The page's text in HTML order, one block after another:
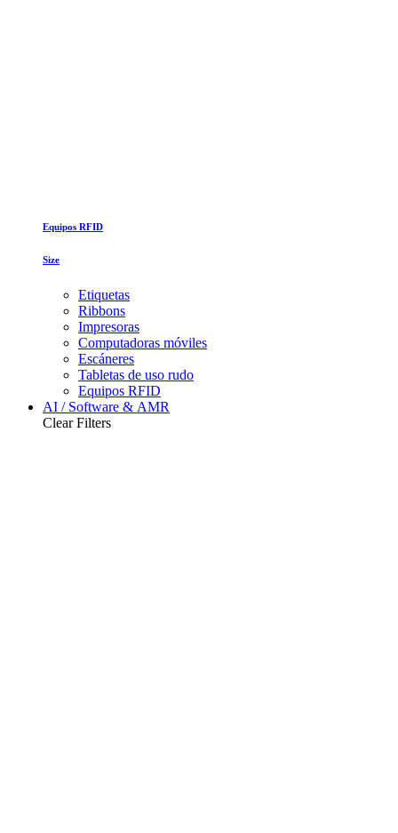
Equipos RFID
Size
Etiquetas
Ribbons
Impresoras
Computadoras móviles
Escáneres
Tabletas de uso rudo
Equipos RFID
AI / Software & AMR
Clear Filters